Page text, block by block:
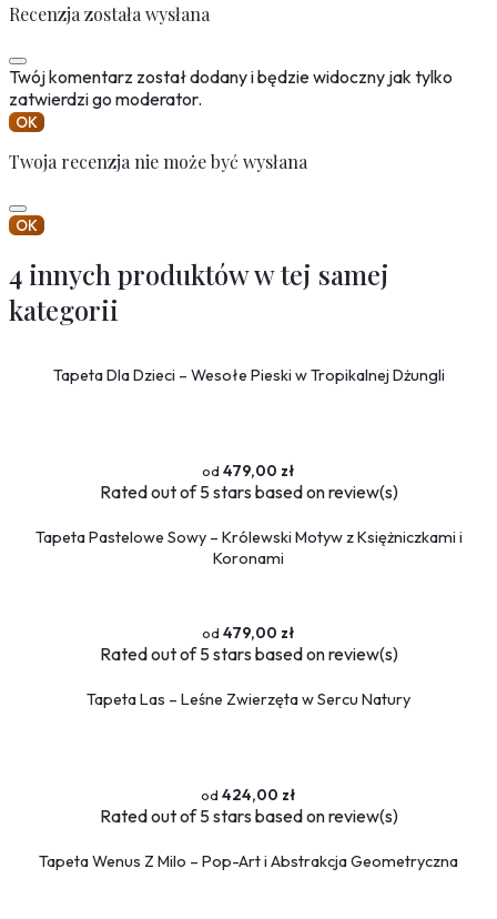
Recenzja została wysłana
Twój komentarz został dodany i będzie widoczny jak tylko
zatwierdzi go moderator.
OK
Twoja recenzja nie może być wysłana
OK
4 innych produktów w tej samej
kategorii
Tapeta Dla Dzieci – Wesołe Pieski w Tropikalnej Dżungli
479,00 zł
Ratedout of 5 stars based onreview(s)
Tapeta Pastelowe Sowy – Królewski Motyw z Księżniczkami i
Koronami
479,00 zł
Ratedout of 5 stars based onreview(s)
Tapeta Las – Leśne Zwierzęta w Sercu Natury
424,00 zł
Ratedout of 5 stars based onreview(s)
Tapeta Wenus Z Milo – Pop-Art i Abstrakcja Geometryczna